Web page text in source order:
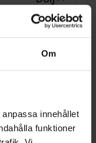
Om
innehållet
funktioner
Barrier
fettsyror i
att vara
ut.
och
elasticitet